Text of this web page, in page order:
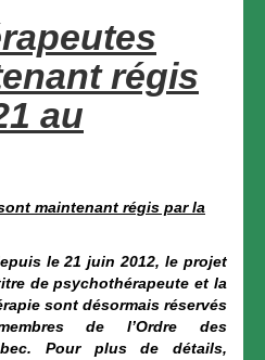
régis
au
maintenant régis par la
le 21 juin 2012, le projet
de psychothérapeute et la
sont désormais réservés
de l’Ordre des
Pour plus de détails,